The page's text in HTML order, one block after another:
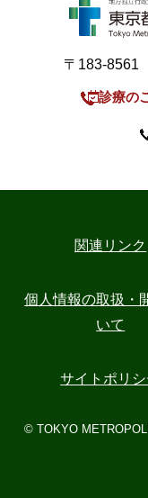
〒183-
診療の
関連リンク
個人情報の取扱・
いて
サイトポリシ
© TOKYO